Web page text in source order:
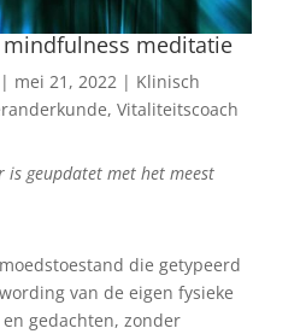
meditatie
mei 21, 2022| Klinisch
, Vitaliteitscoach
geupdatet met het meest
die getypeerd
van de eigen fysieke
gedachten, zonder